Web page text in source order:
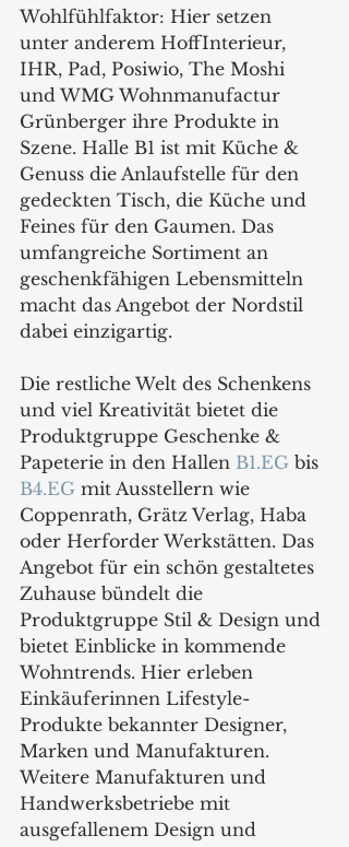
Wohlfühlfaktor: Hier setzen
unter anderem HoffInterieur,
IHR, Pad, Posiwio, The Moshi
und WMG Wohnmanufactur
Grünberger ihre Produkte in
Szene. Halle B1 ist mit Küche &
Genuss die Anlaufstelle für den
gedeckten Tisch, die Küche und
Feines für den Gaumen. Das
umfangreiche Sortiment an
geschenkfähigen Lebensmitteln
macht das Angebot der Nordstil
dabei einzigartig.
Die restliche Welt des Schenkens
und viel Kreativität bietet die
Produktgruppe Geschenke &
Papeterie in den Hallen B1.EG bis
B4.EG mit Ausstellern wie
Coppenrath, Grätz Verlag, Haba
oder Herforder Werkstätten. Das
Angebot für ein schön gestaltetes
Zuhause bündelt die
Produktgruppe Stil & Design und
bietet Einblicke in kommende
Wohntrends. Hier erleben
Einkäuferinnen Lifestyle-
Produkte bekannter Designer,
Marken und Manufakturen.
Weitere Manufakturen und
Handwerksbetriebe mit
ausgefallenem Design und